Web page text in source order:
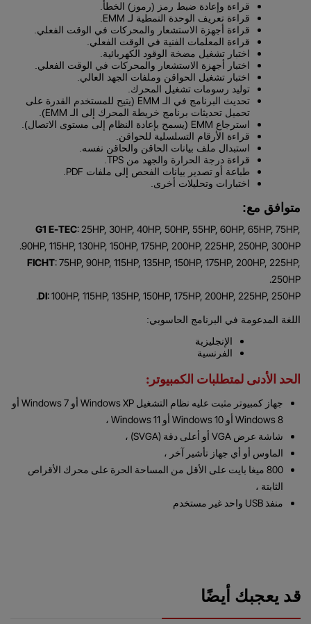
قراءة وإعادة ضبط رمز (رموز) الخطأ.
قراءة تعريف الوحدة النمطية لـ EMM
.
قراءة أجهزة الاستشعار والمحركات في الوقت الفعلي.
قراءة المعلمات الفنية في الوقت الفعلي.
اختبار تشغيل مضخة الوقود الكهربائية.
اختبار أجهزة الاستشعار والمحركات في الوقت الفعلي.
اختبار تشغيل الحواقن وملفات الجهد العالي.
توليد رسومات تشغيل المحرك.
تحديث البرنامج في الـ EMM (يتيح للمستخدم القدرة على
تحميل تحديثات برنامج خريطة المحرك إلى الـ EMM
).
استرجاع EMM (يسمح بإعادة النظام إلى مستوى الاتصال).
قراءة الأرقام التسلسلية للحواقن.
استبدال ملف بيانات الحاقن والحاقن نفسه.
قراءة درجة الحرارة والجهد من TPS
.
طباعة أو تصدير بيانات الفحص إلى ملفات PDF
.
اختبارات وتحليلات أخرى.
متوافق مع:
G1 E-TEC: 25HP, 30HP, 40HP, 50HP, 55HP, 60HP, 65HP, 75HP,
90HP, 115HP, 130HP, 150HP, 175HP, 200HP, 225HP, 250HP, 300HP.
FICHT: 75HP, 90HP, 115HP, 135HP, 150HP, 175HP, 200HP, 225HP,
250HP.
DI: 100HP, 115HP, 135HP, 150HP, 175HP, 200HP, 225HP, 250HP.
اللغة المدعومة في البرنامج الحاسوبي:
الإنجليزية
الفرنسية
الحد الأدنى لمتطلبات الكمبيوتر:
جهاز كمبيوتر مثبت عليه نظام التشغيل Windows XP أو Windows 7 أو
Windows 8 أو Windows 10 أو Windows 11 ،
شاشة عرض VGA أو أعلى دقة (SVGA) ،
الماوس أو أي جهاز تأشير آخر ،
800 ميغا بايت على الأقل من المساحة الحرة على محرك الأقراص
الثابتة ،
منفذ USB واحد غير مستخدم
قد يعجبك أيضًا